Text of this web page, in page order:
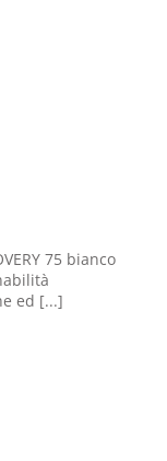
75 bianco
ed [...]